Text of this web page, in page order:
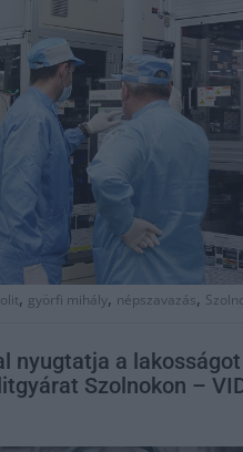
, györfi mihály, népszavazás,
nyugtatja a
Szolnokon –